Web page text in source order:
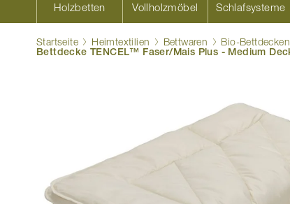
Holzbetten Vollholzmöbel Schlafsysteme
Startseite Heimtextilien Bettwaren Bio-Bettdecken
Bettdecke TENCEL™ Faser/Mais Plus - Medium